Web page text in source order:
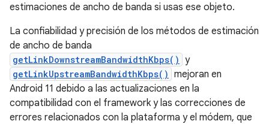
estimaciones de ancho de banda si usas ese objeto.
La confiabilidad y precisión de los métodos de estimación
de ancho de banda
getLinkDownstreamBandwidthKbps() y
getLinkUpstreamBandwidthKbps() mejoran en
Android 11 debido a las actualizaciones en la
compatibilidad con el framework y las correcciones de
errores relacionados con la plataforma y el módem, que